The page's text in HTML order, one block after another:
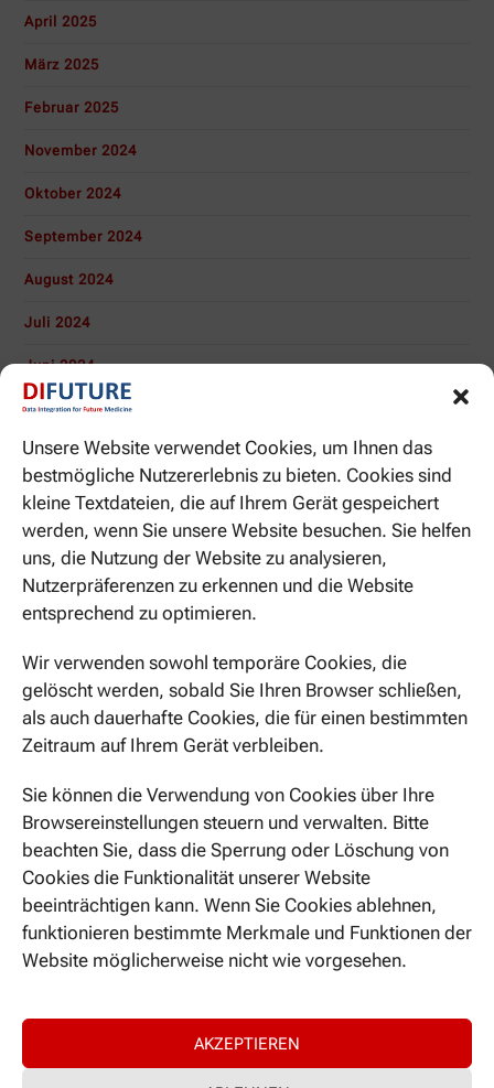
Unsere Website verwendet Cookies, um Ihnen das
bestmögliche Nutzererlebnis zu bieten. Cookies sind
kleine Textdateien, die auf Ihrem Gerät gespeichert
werden, wenn Sie unsere Website besuchen. Sie helfen
uns, die Nutzung der Website zu analysieren,
Nutzerpräferenzen zu erkennen und die Website
entsprechend zu optimieren.
Wir verwenden sowohl temporäre Cookies, die
gelöscht werden, sobald Sie Ihren Browser schließen,
als auch dauerhafte Cookies, die für einen bestimmten
Zeitraum auf Ihrem Gerät verbleiben.
Sie können die Verwendung von Cookies über Ihre
Browsereinstellungen steuern und verwalten. Bitte
beachten Sie, dass die Sperrung oder Löschung von
Cookies die Funktionalität unserer Website
beeinträchtigen kann. Wenn Sie Cookies ablehnen,
funktionieren bestimmte Merkmale und Funktionen der
Website möglicherweise nicht wie vorgesehen.
AKZEPTIEREN
April 2025
März 2025
Februar 2025
November 2024
Oktober 2024
September 2024
August 2024
Juli 2024
Juni 2024
Mai 2024
April 2024
März 2024
November 2023
Oktober 2023
Januar 2020
November 2019
Oktober 2019
KATEGORIEN
META
Anmelden